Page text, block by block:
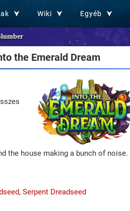
Wiki Egyéb
the Emerald Dream
the house making a bunch of noise.
, Serpent Dreadseed